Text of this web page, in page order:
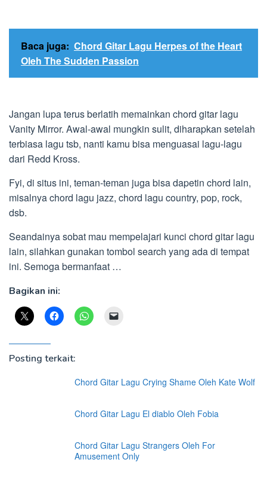
Baca juga: Chord Gitar Lagu Herpes of the Heart
Oleh The Sudden Passion
Jangan lupa terus berlatih memainkan chord gitar lagu
Vanity Mirror. Awal-awal mungkin sulit, diharapkan setelah
terbiasa lagu tsb, nanti kamu bisa menguasai lagu-lagu
dari Redd Kross.
Fyi, di situs ini, teman-teman juga bisa dapetin chord lain,
misalnya chord lagu jazz, chord lagu country, pop, rock,
dsb.
Seandainya sobat mau mempelajari kunci chord gitar lagu
lain, silahkan gunakan tombol search yang ada di tempat
ini. Semoga bermanfaat …
Bagikan ini:
Posting terkait:
Chord Gitar Lagu Crying Shame Oleh Kate Wolf
Chord Gitar Lagu El diablo Oleh Fobia
Chord Gitar Lagu Strangers Oleh For
Amusement Only